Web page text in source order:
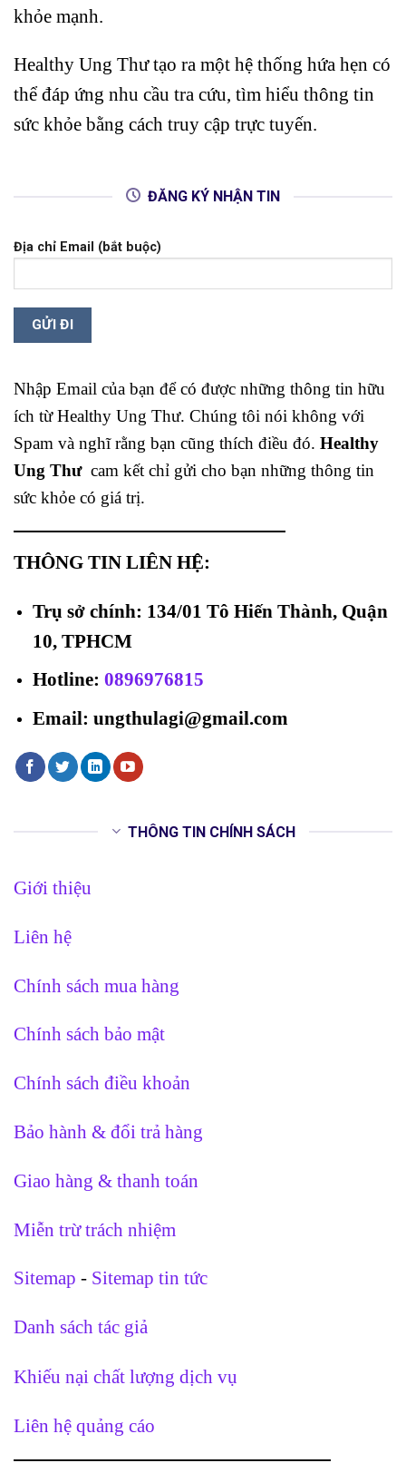
khỏe mạnh.
Healthy Ung Thư tạo ra một hệ thống hứa hẹn có
thể đáp ứng nhu cầu tra cứu, tìm hiểu thông tin
sức khỏe bằng cách truy cập trực tuyến.
ĐĂNG KÝ NHẬN TIN
Địa chỉ Email (bắt buộc)
Nhập Email của bạn để có được những thông tin hữu
ích từ Healthy Ung Thư. Chúng tôi nói không với
Spam và nghĩ rằng bạn cũng thích điều đó. Healthy
Ung Thư cam kết chỉ gửi cho bạn những thông tin
sức khỏe có giá trị.
THÔNG TIN LIÊN HỆ:
Trụ sở chính: 134/01 Tô Hiến Thành, Quận
10, TPHCM
Hotline: 0896976815
Email: ungthulagi@gmail.com
THÔNG TIN CHÍNH SÁCH
Giới thiệu
Liên hệ
Chính sách mua hàng
Chính sách bảo mật
Chính sách điều khoản
Bảo hành & đổi trả hàng
Giao hàng & thanh toán
Miễn trừ trách nhiệm
Sitemap - Sitemap tin tức
Danh sách tác giả
Khiếu nại chất lượng dịch vụ
Liên hệ quảng cáo